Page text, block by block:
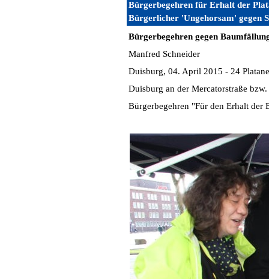
Bürgerbegehren für Erhalt der
Bürgerlicher 'Ungehorsam' gegen
Bürgerbegehren gegen
Manfred Schneider
Duisburg, 04. April 2015 - 24
Duisburg an der Mercatorstraße
Bürgerbegehren "Für den Erhalt der